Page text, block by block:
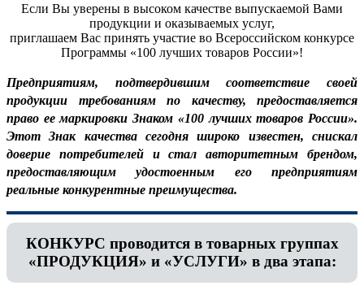
Если Вы уверены в высоком качестве выпускаемой Вами
продукции и оказываемых услуг,
приглашаем Вас принять участие во Всероссийском конкурсе
Программы «100 лучших товаров России»!
Предприятиям, подтвердившим соответствие своей
продукции требованиям по качеству, предоставляется
право ее маркировки Знаком «100 лучших товаров России».
Этот Знак качества сегодня широко известен, снискал
доверие потребителей и стал авторитетным брендом,
предоставляющим удостоенным его предприятиям
реальные конкурентные преимущества.
КОНКУРС проводится в товарных группах
«ПРОДУКЦИЯ» и «УСЛУГИ» в два этапа: